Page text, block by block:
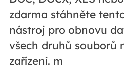
zdarma stáhněte
nástroj pro obnovu
všech druhů souborů
zařízení. m